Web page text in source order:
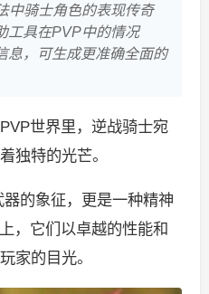
中骑士角色的表现传奇
工具在PVP中的情况
息，可生成更准确全面的
世界里，逆战骑士宛
独特的光芒。
的象征，更是一种精神
，它们以卓越的性能和
家的目光。